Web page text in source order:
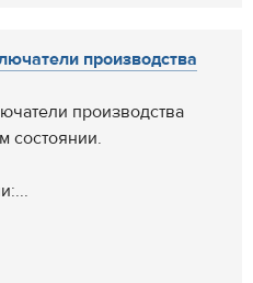
производства
производства
состоянии.